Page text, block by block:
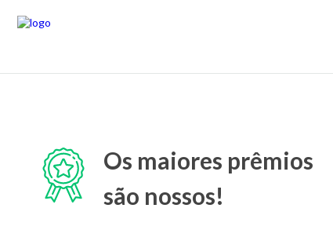
Os maiores prêmios
são nossos!